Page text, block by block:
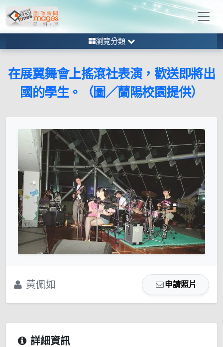
瀏覽分類
在展翼舞會上搖滾社表演，歡送即將出
國的學生。（圖／蘭陽校園提供）
黃佩如 申請照片
詳細資訊